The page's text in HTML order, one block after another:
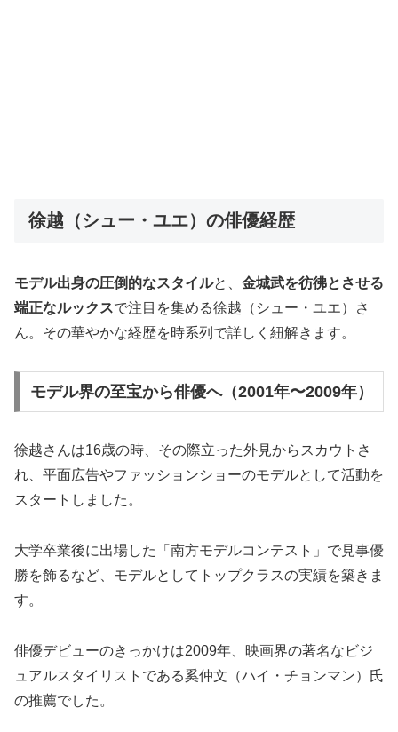
徐越（シュー・ユエ）の俳優経歴
モデル出身の圧倒的なスタイルと、 金城武を彷彿とさせる
端正なルックスで注目を集める徐越（シュー・ユエ）さ
ん。その華やかな経歴を時系列で詳しく紐解きます。
モデル界の至宝から俳優へ（2001年〜2009年）
徐越さんは16歳の時、その際立った外見からスカウトさ
れ、平面広告やファッションショーのモデルとして活動を
スタートしました。
大学卒業後に出場した「南方モデルコンテスト」で見事優
勝を飾るなど、モデルとしてトップクラスの実績を築きま
す。
俳優デビューのきっかけは2009年、映画界の著名なビジ
ュアルスタイリストである奚仲文（ハイ・チョンマン）氏
の推薦でした。